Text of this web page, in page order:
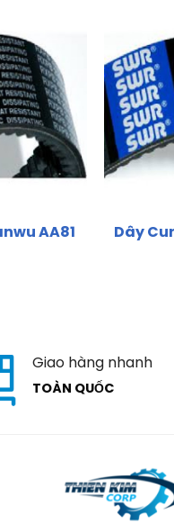
AA81 Dây
Giao hàng nhanh
TOÀN QUỐC